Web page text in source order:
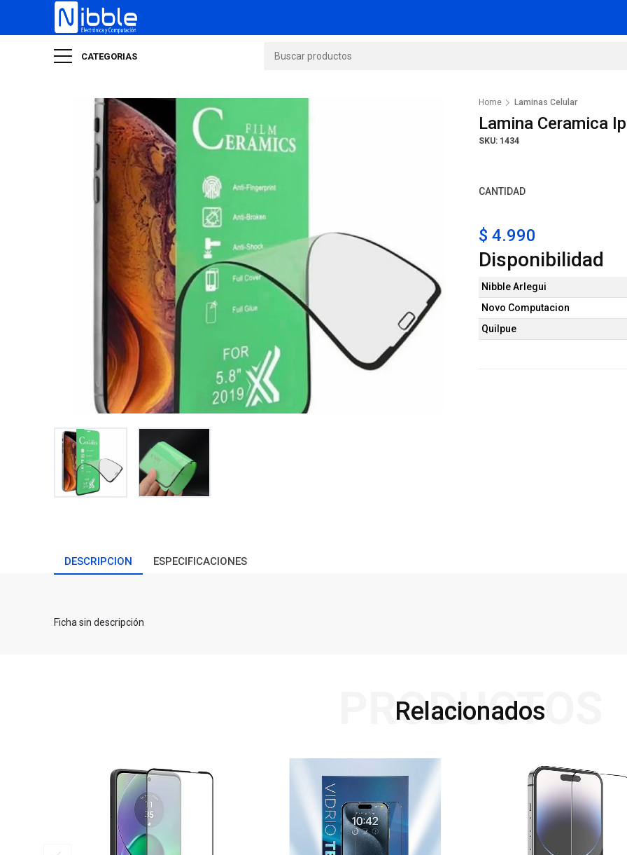
CATEGORIAS
Home Laminas Celular
Lamina Ceramica
SKU: 1434
CANTIDAD
$ 4.990
Disponibilidad
Nibble Arlegui
Novo Computacion
Quilpue
DESCRIPCION ESPECIFICACIONES
Ficha sin descripción
Relacionados
PRODUCTOS